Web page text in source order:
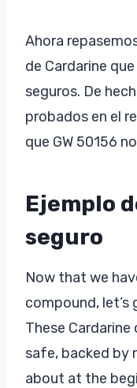
Ahora
de Cardarine
seguros. De
probados en el
que GW 50156
Ejemplo
seguro
Now that we
compound,
These Cardarine
safe, backed by
about at the